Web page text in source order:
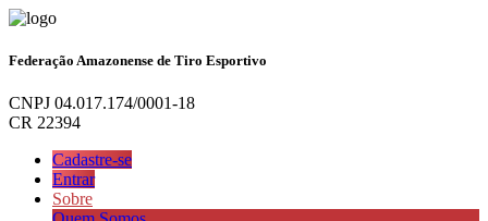
Federação Amazonense de Tiro Esportivo
CNPJ 04.017.174/0001-18
CR 22394
Cadastre-se
Entrar
Sobre